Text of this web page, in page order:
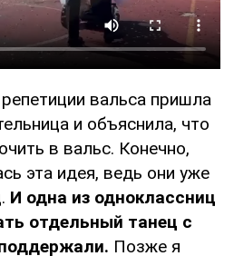
вальса пришла
и объяснила, что
в вальс. Конечно,
эта идея, ведь они уже
И одна из одноклассниц
отдельный танец с
Позже я